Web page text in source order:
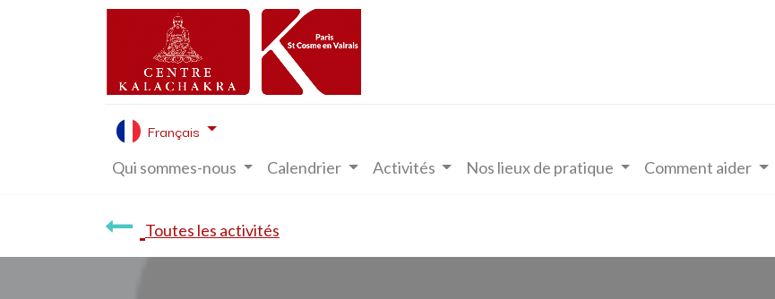
Français
Qui sommes-nous Calendrier Activités Nos lieux de pratique Comment aider
Toutes les activités